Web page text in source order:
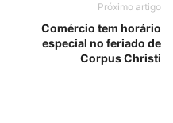
Próximo artigo
Comércio tem horário
especial no feriado de
Corpus Christi